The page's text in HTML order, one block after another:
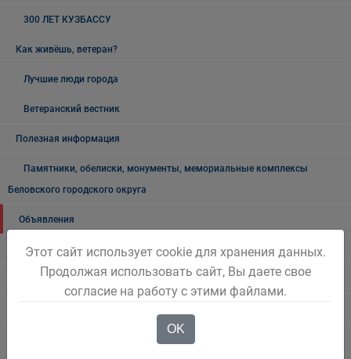
300 ЛЕТ КУЗБАССУ
Как живёшь, ветеран?
Лучшие люди города
Ветеранский вестник
Полезная информация
Памятники, обелиски, монументы, мемориальные комплексы
Беловского городского округа
Объявления
Безопасность на воде
Осторожно мошенники!
Этот сайт использует cookie для хранения данных.
Продолжая использовать сайт, Вы даете свое
согласие на работу с этими файлами.
OK